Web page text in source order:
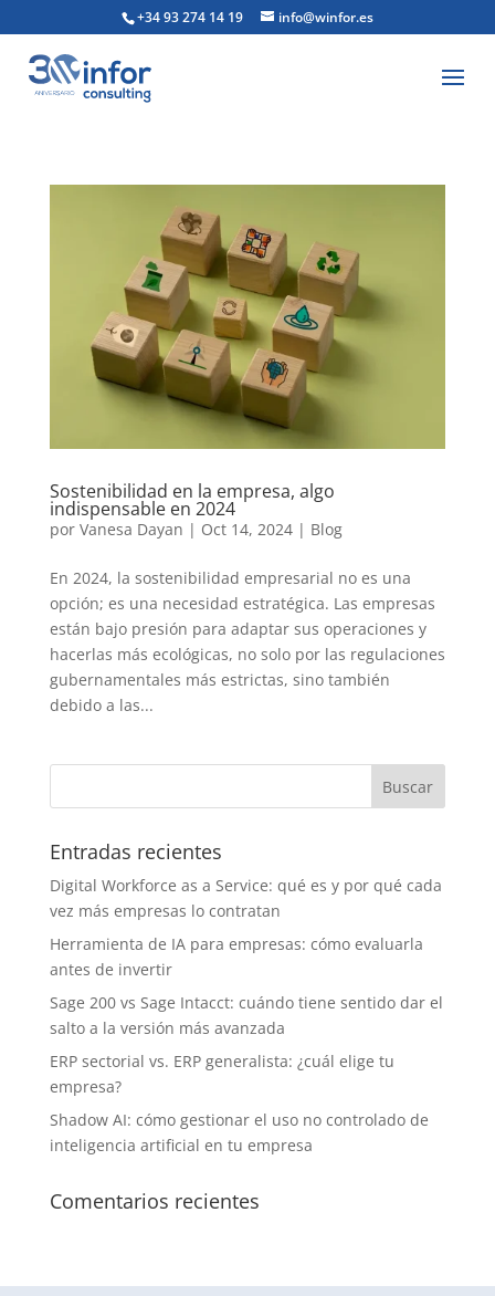
+34 93 274 14 19 info@winfor.es
Sostenibilidad en la empresa, algo
indispensable en 2024
por Vanesa Dayan | Oct 14, 2024| Blog
En 2024, la sostenibilidad empresarial no es una
opción; es una necesidad estratégica. Las empresas
están bajo presión para adaptar sus operaciones y
hacerlas más ecológicas, no solo por las regulaciones
gubernamentales más estrictas, sino también
debido a las...
Entradas recientes
Digital Workforce as a Service: qué es y por qué cada
vez más empresas lo contratan
Herramienta de IA para empresas: cómo evaluarla
antes de invertir
Sage 200 vs Sage Intacct: cuándo tiene sentido dar el
salto a la versión más avanzada
ERP sectorial vs. ERP generalista: ¿cuál elige tu
empresa?
Shadow AI: cómo gestionar el uso no controlado de
inteligencia artificial en tu empresa
Comentarios recientes